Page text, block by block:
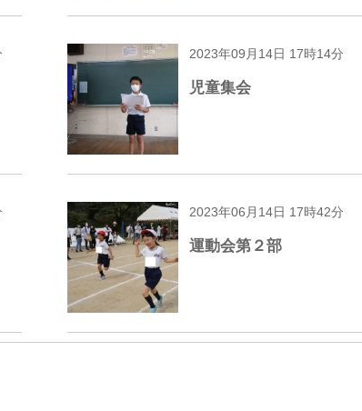
2023年09月14日 17時14分
児童集会
2023年06月14日 17時42分
運動会第２部